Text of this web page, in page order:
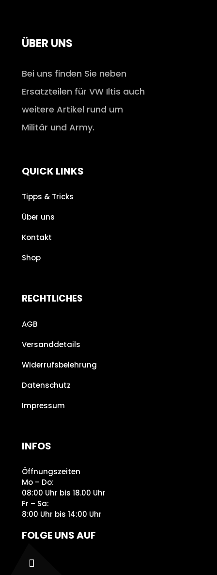
ÜBER UNS
Bei uns finden Sie neben
Ersatzteilen für VW Iltis auch
weitere Artikel rund um
Militär und Army.
QUICK LINKS
Tipps & Tricks
Über uns
Kontakt
Shop
RECHTLICHES
AGB
Versanddetails
Widerrufsbelehrung
Datenschutz
Impressum
INFOS
Öffnungszeiten
Mo – Do:
08:00 Uhr bis 18.00 Uhr
Fr – Sa:
8:00 Uhr bis 14:00 Uhr
FOLGE UNS AUF